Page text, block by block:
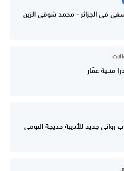
في الجزائر - محمد شوقي الزين
منــية عمّار
روائي جديد للأديبة خديجة التومي